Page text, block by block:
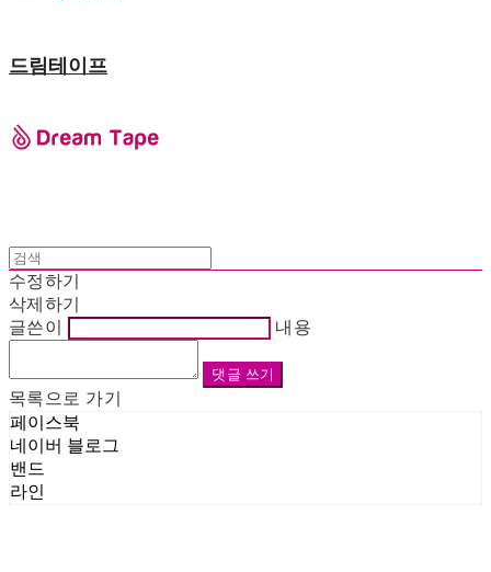
드림테이프
수정하기
삭제하기
글쓴이
내용
댓글 쓰기
목록으로 가기
페이스북
네이버 블로그
밴드
라인